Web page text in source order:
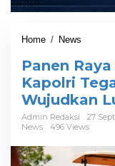
Home / News
n
e
n
R
y
J
Panen
Kapolri
Wujudkan
Admin Redaksi
27
News
496 Views